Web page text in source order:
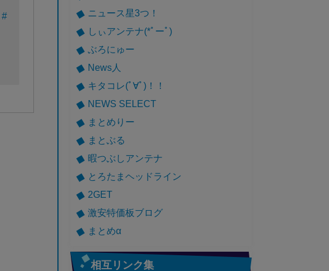
#
ニュース星3つ！
しぃアンテナ(*ﾟーﾟ)
ぶろにゅー
News人
キタコレ(ﾟ∀ﾟ)！！
NEWS SELECT
まとめりー
まとぶる
暇つぶしアンテナ
とろたまヘッドライン
2GET
激安特価板ブログ
まとめα
相互リンク集